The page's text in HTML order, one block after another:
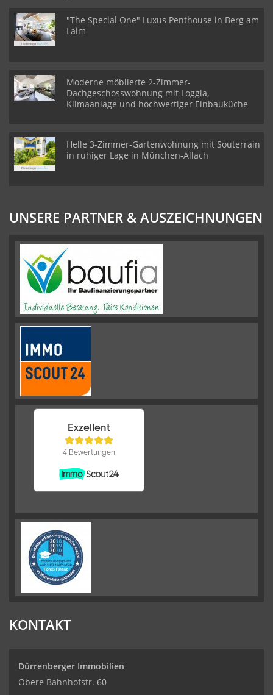
"The Special One" Luxus Penthouse in Berg am
Laim
Moderne möblierte 2-Zimmer-
Dachgeschosswohnung mit Loggia,
Klimaanlage und hochwertiger Einbauküche
Helle 3-Zimmer-Gartenwohnung mit Souterrain
in ruhiger Lage in München-Allach
UNSERE PARTNER & AUSZEICHNUNGEN
KONTAKT
Dürrenberger Immobilien
Obere Bahnhofstr. 60